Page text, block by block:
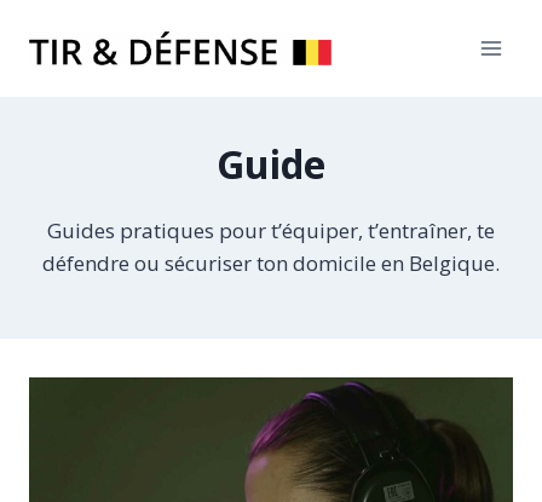
Guide
Guides pratiques pour t’équiper, t’entraîner, te
défendre ou sécuriser ton domicile en Belgique.